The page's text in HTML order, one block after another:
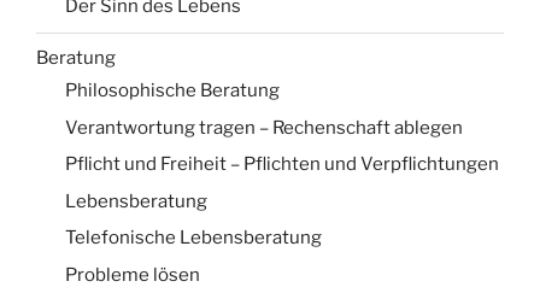
Der Sinn des Lebens
Beratung
Philosophische Beratung
Verantwortung tragen – Rechenschaft ablegen
Pflicht und Freiheit – Pflichten und Verpflichtungen
Lebensberatung
Telefonische Lebensberatung
Probleme lösen